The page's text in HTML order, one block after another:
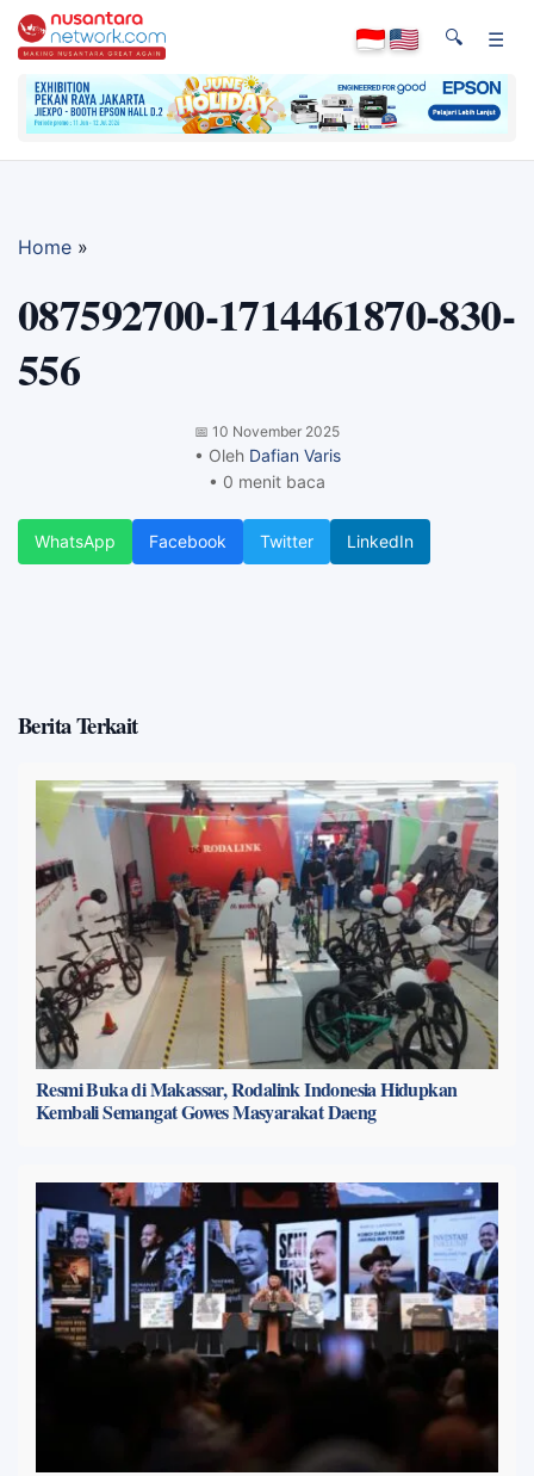
🔍 ☰
Home »
087592700-1714461870-830-
556
📅 10 November 2025
• Oleh Dafian Varis
• 0 menit baca
WhatsApp Facebook Twitter LinkedIn
Berita Terkait
Resmi Buka di Makassar, Rodalink Indonesia Hidupkan
Kembali Semangat Gowes Masyarakat Daeng